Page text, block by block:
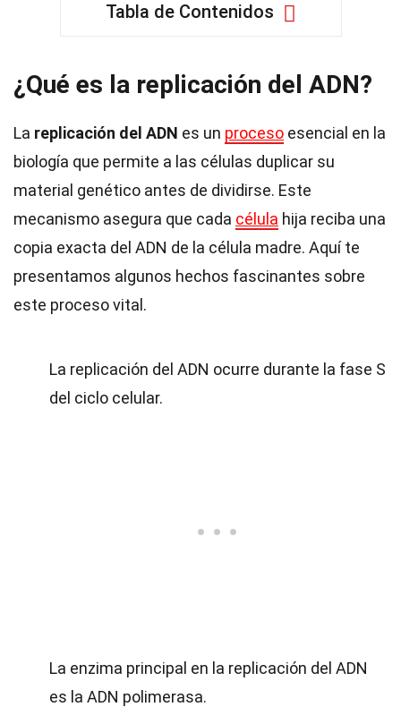
Tabla de Contenidos
¿Qué es la replicación del ADN?
La replicación del ADN es un proceso esencial en la
biología que permite a las células duplicar su
material genético antes de dividirse. Este
mecanismo asegura que cada célula hija reciba una
copia exacta del ADN de la célula madre. Aquí te
presentamos algunos hechos fascinantes sobre
este proceso vital.
La replicación del ADN ocurre durante la fase S
del ciclo celular.
La enzima principal en la replicación del ADN
es la ADN polimerasa.